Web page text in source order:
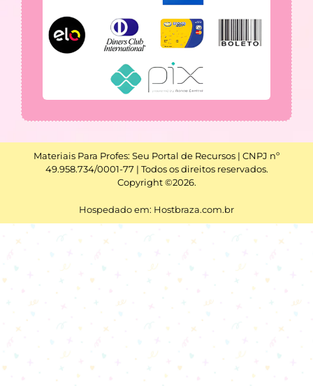
Materiais Para Profes: Seu Portal de Recursos | CNPJ nº
49.958.734/0001-77 | Todos os direitos reservados.
Copyright ©2026.
Hospedado em: Hostbraza.com.br